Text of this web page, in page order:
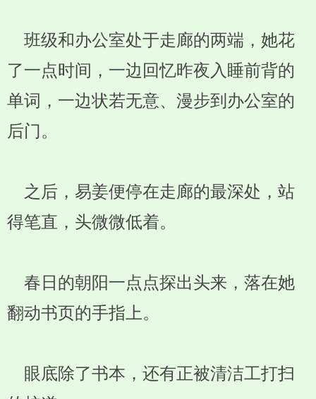
班级和办公室处于走廊的两端，她花
了一点时间，一边回忆昨夜入睡前背的
单词，一边状若无意、漫步到办公室的
后门。
之后，易姜便停在走廊的最深处，站
得笔直，头微微低着。
春日的朝阳一点点探出头来，落在她
翻动书页的手指上。
眼底除了书本，还有正被清洁工打扫